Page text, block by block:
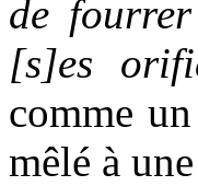
de
[s]es
comme
mêlé à